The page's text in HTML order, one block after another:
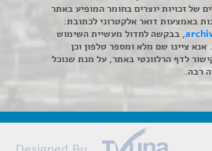
של זכויות יוצרים בחומר המופיע באתר
באמצעות דואר אלקטרוני לכתובת:
, בבקשה לחדול מעשיית השימוש
ציינו שם מלא ומספר טלפון וכן
לדף הרלוונטי באתר, על מנת שנוכל
רבה.